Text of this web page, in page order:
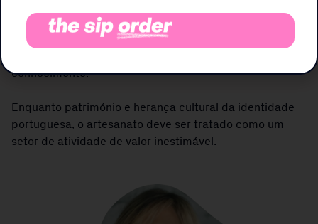
Por isso, é tão importante a preservação e dignificação
do artesão e das atividades artesanais, através da
conhecimento.
Enquanto património e herança cultural da identidade
portuguesa, o artesanato deve ser tratado como um
setor de atividade de valor inestimável.